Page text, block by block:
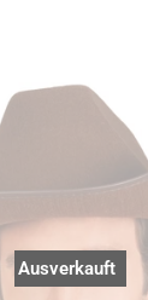
Ausverkauft